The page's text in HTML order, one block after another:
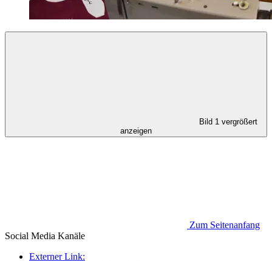
Bild 1 vergrößert
anzeigen
Zum Seitenanfang
Social Media Kanäle
Externer Link: